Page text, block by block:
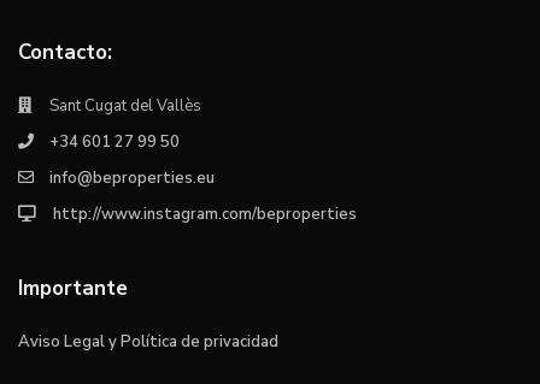
Contacto:
Sant Cugat del Vallès
+34 601 27 99 50
info@beproperties.eu
http://www.instagram.com/beproperties
Importante
Aviso Legal y Política de privacidad